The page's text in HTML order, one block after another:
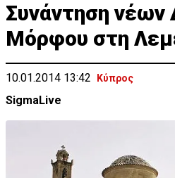
Συνάντηση νέων
Μόρφου στη
10.01.2014 13:42 Κύπρος
SigmaLive